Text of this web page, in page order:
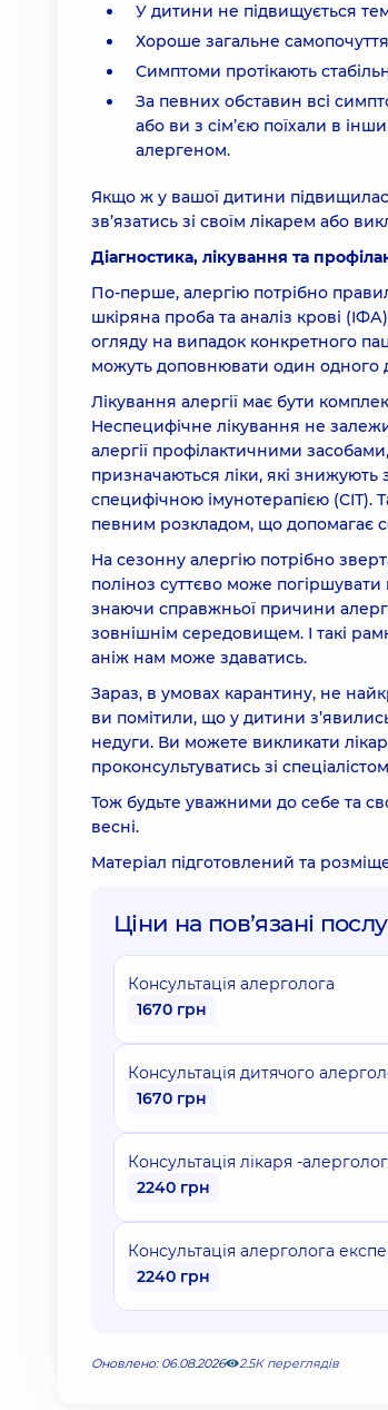
У дитини не підвищується
Хороше загальне
Симптоми протікають
За певних обставин всі
або ви з сім’єю поїхали в
алергеном.
Якщо ж у вашої дитини
зв’язатись зі своїм лікарем або
Діагностика, лікування та
По-перше, алергію потрібно
шкіряна проба та аналіз крові
огляду на випадок конкретного
можуть доповнювати один одного
Лікування алергії має бути
Неспецифічне лікування не
алергії профілактичними
призначаються ліки, які
специфічною імунотерапією
певним розкладом, що допомагає
На сезонну алергію потрібно
поліноз суттєво може
знаючи справжньої причини
зовнішнім середовищем. І такі
аніж нам може здаватись.
Зараз, в умовах карантину, не
ви помітили, що у дитини
недуги. Ви можете викликати
проконсультуватись зі
Тож будьте уважними до себе та
весні.
Матеріал підготовлений та
Ціни на повʼязані
Консультація алерголога
1670 грн
Консультація дитячого
1670 грн
Консультація лікаря -
2240 грн
Консультація алерголога
2240 грн
Оновлено: 06.08.2026 2.5К переглядів